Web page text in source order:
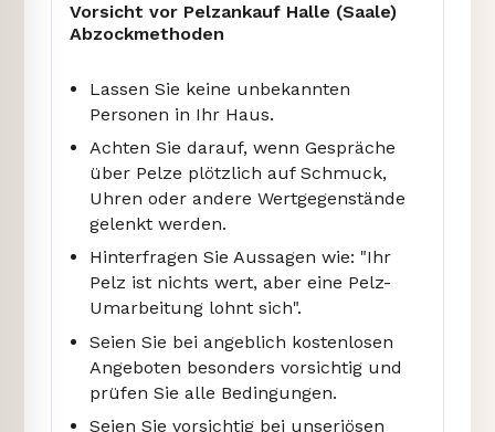
Vorsicht vor Pelzankauf Halle (Saale)
Abzockmethoden
Lassen Sie keine unbekannten
Personen in Ihr Haus.
Achten Sie darauf, wenn Gespräche
über Pelze plötzlich auf Schmuck,
Uhren oder andere Wertgegenstände
gelenkt werden.
Hinterfragen Sie Aussagen wie: "Ihr
Pelz ist nichts wert, aber eine Pelz-
Umarbeitung lohnt sich".
Seien Sie bei angeblich kostenlosen
Angeboten besonders vorsichtig und
prüfen Sie alle Bedingungen.
Seien Sie vorsichtig bei unseriösen